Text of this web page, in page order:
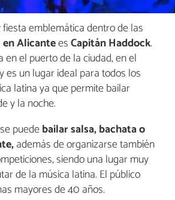
emblemática dentro de las
AlicanteesCapitán Haddock.
en el puerto de la ciudad, en el
es un lugar ideal para todos los
latina ya que permite bailar
y la noche.
puedebailar salsa, bachata o
además de organizarse también
siendo una lugar muy
de la música latina. El público
mayores de 40 años.